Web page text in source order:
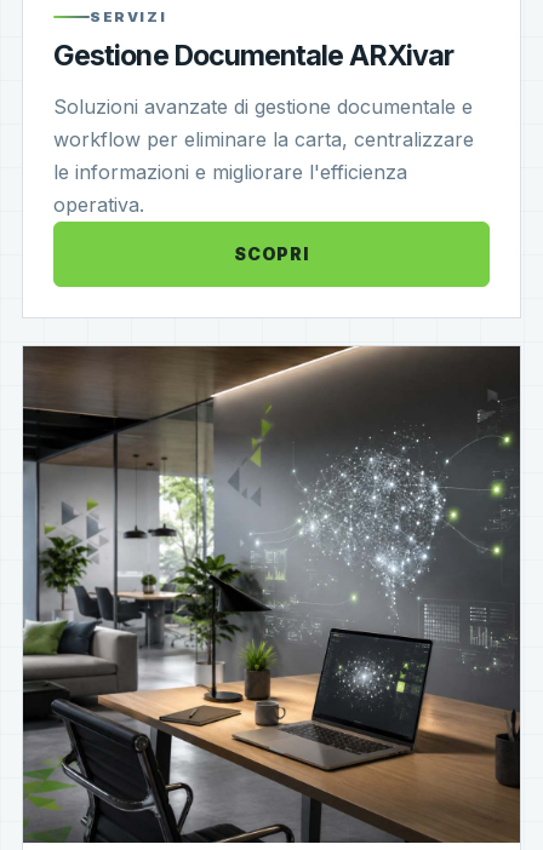
SERVIZI
Gestione Documentale ARXivar
Soluzioni avanzate di gestione documentale e
workflow per eliminare la carta, centralizzare
le informazioni e migliorare l'efficienza
operativa.
SCOPRI